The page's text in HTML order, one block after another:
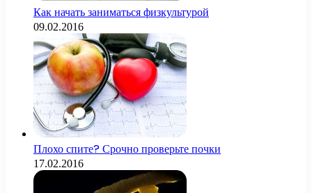
Как начать заниматься физкультурой
09.02.2016
Плохо спите? Срочно проверьте почки
17.02.2016